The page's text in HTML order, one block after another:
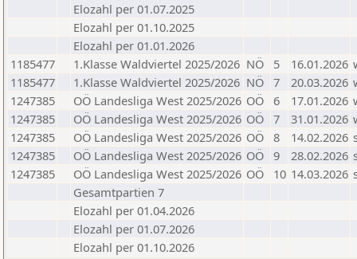
Elozahl per 01.07.2025
Elozahl per 01.10.2025
Elozahl per 01.01.2026
1185477
1.Klasse Waldviertel 2025/2026 NÖ 5 16.01.2026
1185477
1.Klasse Waldviertel 2025/2026 NÖ 7 20.03.2026
1247385
OÖ Landesliga West 2025/2026 OÖ 6 17.01.2026
1247385
OÖ Landesliga West 2025/2026 OÖ 7 31.01.2026
1247385
OÖ Landesliga West 2025/2026 OÖ 8 14.02.2026
1247385
OÖ Landesliga West 2025/2026 OÖ 9 28.02.2026
1247385
OÖ Landesliga West 2025/2026 OÖ 10 14.03.2026
Gesamtpartien 7
Elozahl per 01.04.2026
Elozahl per 01.07.2026
Elozahl per 01.10.2026